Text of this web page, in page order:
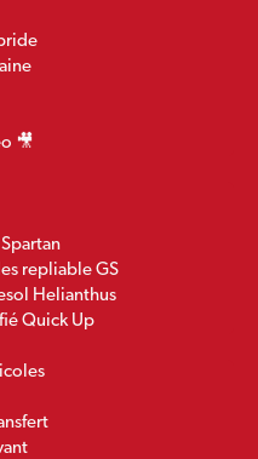
🎥
repliable GS
Helianthus
Quick Up